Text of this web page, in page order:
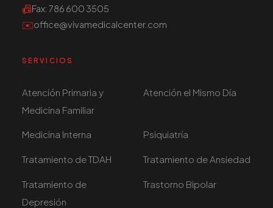
📠Fax: 786 600 3505
✉️office@vivamedicalcenter.com
SERVICIOS
Atención Primaria y
Medicina Familiar
Atención el Mismo Día
Medicina Interna Psiquiatría
Tratamiento de TDAH Tratamiento de Ansiedad
Tratamiento de
Depresión
Trastorno Bipolar